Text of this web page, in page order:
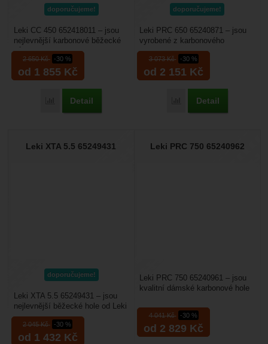
doporučujeme!
2 650Kč -30 %
od 1 855 Kč
Porovnat
Detail
Leki CC 450 652418011 – jsou
nejlevnější karbonové běžecké
hůlky s madlem Trigger S Shark
3, které umožní...
doporučujeme!
3 073Kč -30 %
od 2 151 Kč
Porovnat
Detail
Leki PRC 650 65240871 – jsou
vyrobené z karbonového
kompozitu. Jsou to vysoce
kvalitní běžecké hole určené...
Leki XTA 5.5 65249431
doporučujeme!
2 045Kč -30 %
od 1 432 Kč
Leki XTA 5.5 65249431 – jsou
nejlevnější běžecké hole od Leki
s madlem Trigger S Shark 3. To
zvyšuje...
Leki PRC 750 65240962
4 041Kč -30 %
od 2 829 Kč
Leki PRC 750 65240961 – jsou
kvalitní dámské karbonové hole
orientované...